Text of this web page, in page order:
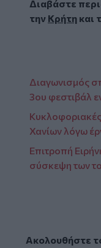
Διαβάστε
την Κρήτη και
Διαγωνισμός
3ου φεστιβάλ
Χανίων λόγω
Επιτροπή
σύσκεψη των
Ακολουθήστε